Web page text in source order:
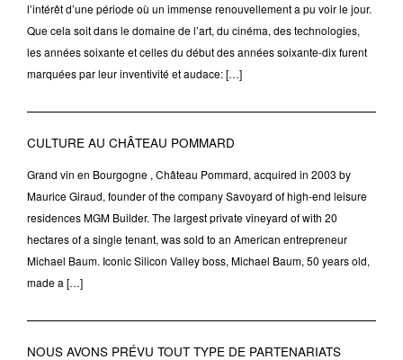
l’intérêt d’une période où un immense renouvellement a pu voir le jour.
Que cela soit dans le domaine de l’art, du cinéma, des technologies,
les années soixante et celles du début des années soixante-dix furent
marquées par leur inventivité et audace: […]
CULTURE AU CHÂTEAU POMMARD
Grand vin en Bourgogne , Château Pommard, acquired in 2003 by
Maurice Giraud, founder of the company Savoyard of high-end leisure
residences MGM Builder. The largest private vineyard of with 20
hectares of a single tenant, was sold to an American entrepreneur
Michael Baum. Iconic Silicon Valley boss, Michael Baum, 50 years old,
made a […]
NOUS AVONS PRÉVU TOUT TYPE DE PARTENARIATS